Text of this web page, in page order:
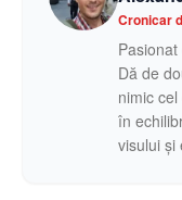
Cronicar
Dă de
nimic
în
visului și